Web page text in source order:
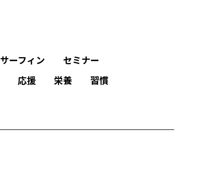
サーフィン
セミナー
応援 栄養
習慣